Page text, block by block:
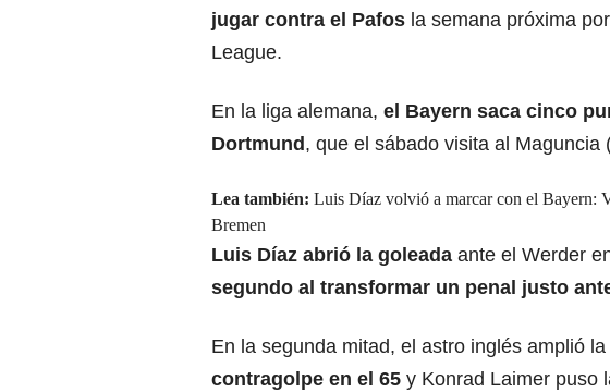
jugar contra el Pafos la semana próxima
League.
En la liga alemana, el Bayern saca cinco
Dortmund , que el sábado visita al Maguncia
Lea también: Luis Díaz volvió a marcar con el Bayern:
Bremen
Luis Díaz abrió la goleada ante el Werder
segundo al transformar un penal justo
En la segunda mitad, el astro inglés amplió la
contragolpe en el 65 y Konrad Laimer puso